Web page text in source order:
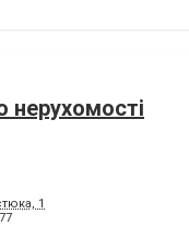
нерухомості
1